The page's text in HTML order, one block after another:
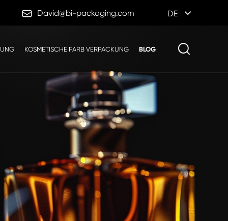
 David@bi-packaging.com DE
KOSMETISCHE FARB VERPACKUNG BLOG